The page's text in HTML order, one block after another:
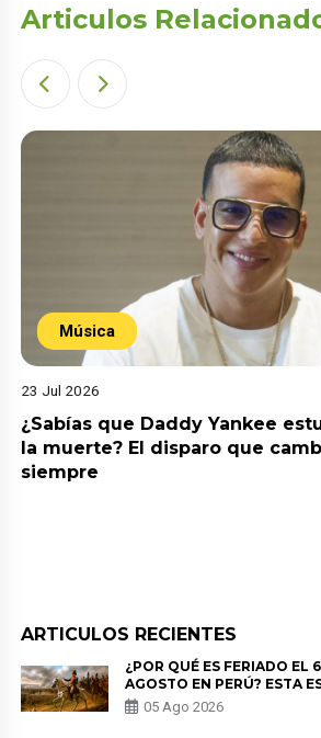
Articulos
Música
23 Jul 2026
¿Sabías que Daddy Yankee
la muerte? El disparo que
siempre
ARTICULOS RECIENTES
¿POR QUÉ ES FERIADO EL
AGOSTO EN PERÚ? ESTA
HISTORIA
05 Ago 2026